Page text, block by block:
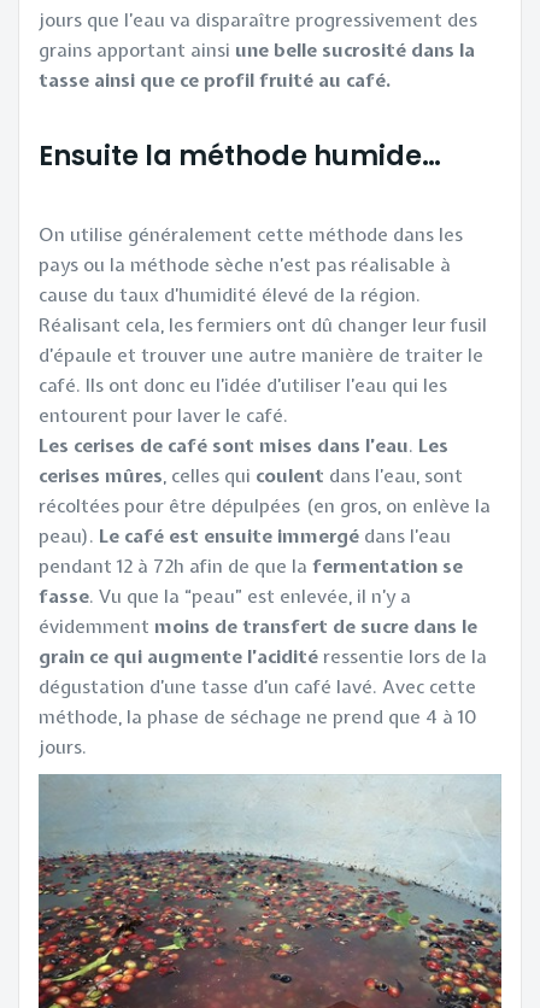
jours que l’eau va disparaître progressivement des
grains apportant ainsi une belle sucrosité dans la
tasse ainsi que ce profil fruité au café.
Ensuite la méthode humide…
On utilise généralement cette méthode dans les
pays ou la méthode sèche n’est pas réalisable à
cause du taux d’humidité élevé de la région.
Réalisant cela, les fermiers ont dû changer leur fusil
d’épaule et trouver une autre manière de traiter le
café. Ils ont donc eu l’idée d’utiliser l’eau qui les
entourent pour laver le café.
Les cerises de café sont mises dans l’eau. Les
cerises mûres, celles qui coulent dans l’eau, sont
récoltées pour être dépulpées (en gros, on enlève la
peau). Le café est ensuite immergé dans l’eau
pendant 12 à 72h afin de que la fermentation se
fasse. Vu que la “peau” est enlevée, il n’y a
évidemment moins de transfert de sucre dans le
grain ce qui augmente l’aciditéressentie lors de la
dégustation d’une tasse d’un café lavé. Avec cette
méthode, la phase de séchage ne prend que 4 à 10
jours.